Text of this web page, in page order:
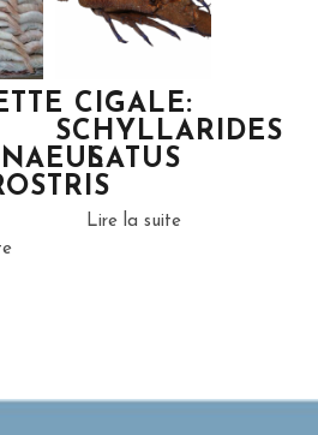
CIGALE:
SCHYLLARIDES
LATUS
Lire la suite